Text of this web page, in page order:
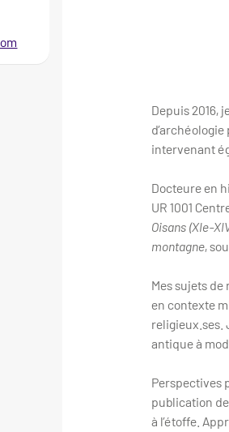
Depuis 2016,
intervenant
Docteure en
UR 1001
Oisans (XIe-
montagne,
Mes sujets
en contexte
religieux.ses.
antique à
Perspectives
publication
à l’étoffe.